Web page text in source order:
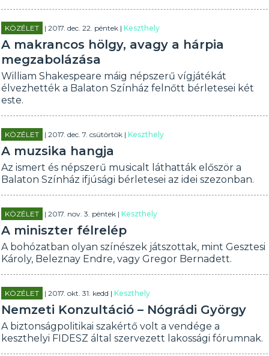
KÖZÉLET | 2017. dec. 22. péntek |Keszthely
A makrancos hölgy, avagy a hárpia
megzabolázása
William Shakespeare máig népszerű vígjátékát
élvezhették a Balaton Színház felnőtt bérletesei két
este.
KÖZÉLET | 2017. dec. 7. csütörtök |Keszthely
A muzsika hangja
Az ismert és népszerű musicalt láthatták először a
Balaton Színház ifjúsági bérletesei az idei szezonban.
KÖZÉLET | 2017. nov. 3. péntek |Keszthely
A miniszter félrelép
A bohózatban olyan színészek játszottak, mint Gesztesi
Károly, Beleznay Endre, vagy Gregor Bernadett.
KÖZÉLET | 2017. okt. 31. kedd |Keszthely
Nemzeti Konzultáció – Nógrádi György
A biztonságpolitikai szakértő volt a vendége a
keszthelyi FIDESZ által szervezett lakossági fórumnak.